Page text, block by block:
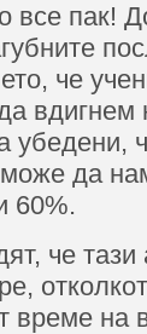
все пак!
че
убедени,
може да
60%.
че тази
време на